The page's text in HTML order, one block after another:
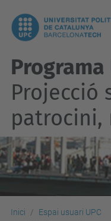
Programa
Projecció
patrocini,
Inici
Espai usuari UPC